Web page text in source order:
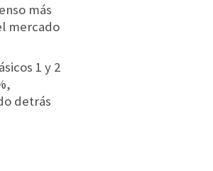
más
mercado
1 y 2
detrás